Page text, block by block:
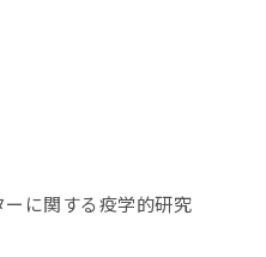
に関する疫学的研究